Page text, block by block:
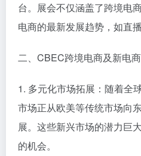
台。展会不仅涵盖了跨境电
电商的最新发展趋势，如直
二、CBEC跨境电商及新电
1. 多元化市场拓展：随着全
市场正从欧美等传统市场向
展。这些新兴市场的潜力巨
的机会。